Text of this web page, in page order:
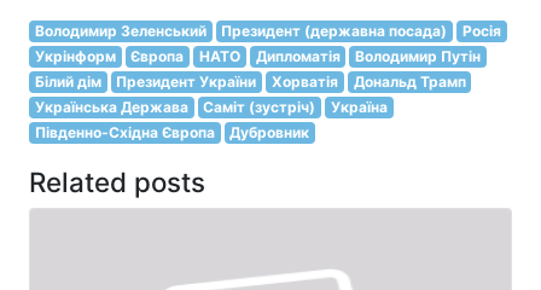
Володимир Зеленський Президент (державна посада)
Росія
Укрінформ
Європа НАТО Дипломатія
Володимир Путін
Білий дім
Президент України Хорватія
Дональд Трамп
Українська Держава
Саміт (зустріч)
Україна
Південно-Східна Європа
Дубровник
Related posts